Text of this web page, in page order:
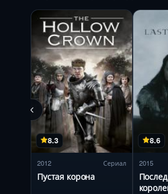
8.3
2012 Сериал
Пустая корона
8.6
2015